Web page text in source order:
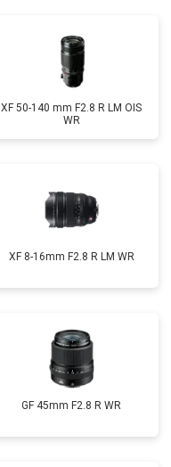
XF 50-140 mm F2.8 R LM OIS
WR
XF 8-16mm F2.8 R LM WR
GF 45mm F2.8 R WR